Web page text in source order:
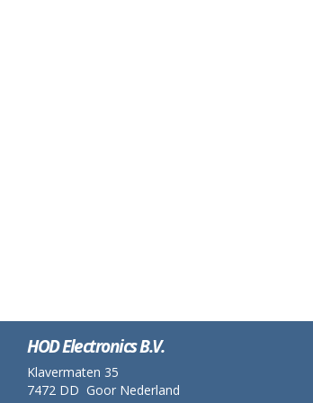
HOD Electronics B.V.
Klavermaten 35
7472 DD Goor Nederland